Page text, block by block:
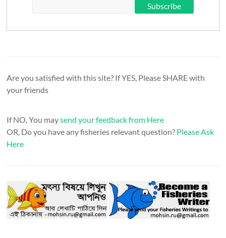
Are you satisfied with this site? If YES, Please SHARE with
your friends
If NO, You maysend your feedback from Here
OR, Do you have any fisheries relevant question? Please Ask
Here